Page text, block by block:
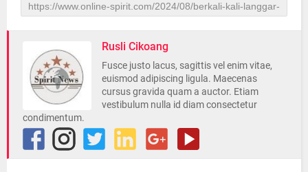
Rusli Cikoang
Fusce justo lacus, sagittis vel enim vitae,
euismod adipiscing ligula. Maecenas
cursus gravida quam a auctor. Etiam
vestibulum nulla id diam consectetur
condimentum.